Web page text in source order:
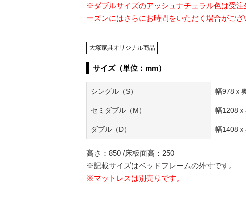
※ダブルサイズのアッシュナチュラル色は受
ーズンにはさらにお時間をいただく場合がご
大塚家具オリジナル商品
サイズ（単位：mm）
シングル（S） 幅978ｘ
セミダブル（M） 幅1208
ダブル（D） 幅1408
高さ：850 /床板面高：250
※記載サイズはベッドフレームの外寸です。
※マットレスは別売りです。